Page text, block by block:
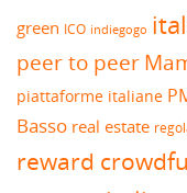
green ICO indiegogo
peer to peer
piattaforme italiane
Basso real estate
reward